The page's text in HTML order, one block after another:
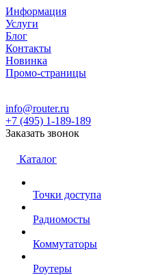
Информация
Услуги
Блог
Контакты
Новинка
Промо-страницы
info@router.ru
+7 (495) 1-189-189
Заказать звонок
Каталог
Точки доступа
Радиомосты
Коммутаторы
Роутеры